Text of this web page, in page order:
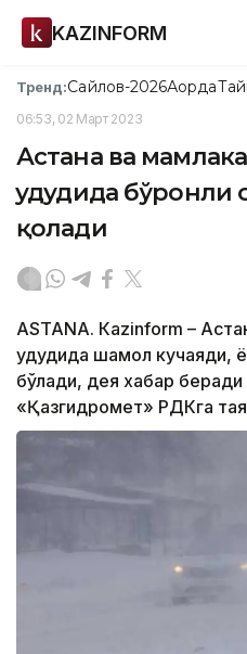
KAZINFORM
Тренд:Сайлов-2026Ақорда
06:53, 02 Март 2023
Астана ва
ҳудудида бўронли
қолади
ASTANА. Кazinform –
ҳудудида шамол кучаяди,
бўлади, дея хабар
«Қазгидромет» РДКга